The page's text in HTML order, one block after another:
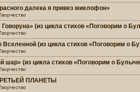
далека я привез миелофон»
Говоруна» (из цикла стихов «Поговорим о
Вселенной (из цикла стихов «Поговорим о
шар» (из цикла стихов «Поговорим о
ПЛАНЕТЫ